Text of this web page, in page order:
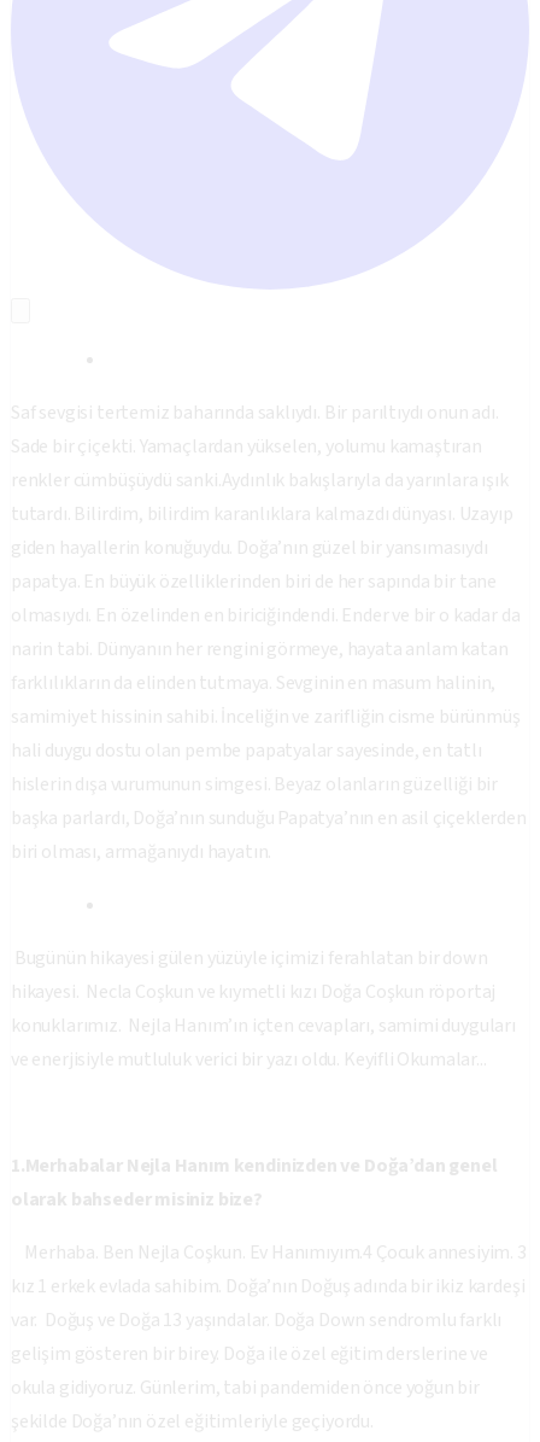
Saf sevgisi tertemiz baharında saklıydı. Bir parıltıydı onun adı.
Sade bir çiçekti. Yamaçlardan yükselen, yolumu kamaştıran
renkler cümbüşüydü sanki.Aydınlık bakışlarıyla da yarınlara ışık
tutardı. Bilirdim, bilirdim karanlıklara kalmazdı dünyası. Uzayıp
giden hayallerin konuğuydu Doğa’nın güzel bir yansımasıydı
papatya. En büyük özelliklerinden biri de her sapında bir tane
olmasıydı. En özelinden en biriciğindendi. Ender ve bir o kadar da
narin tabi. Dünyanın her rengini görmeye, hayata anlam katan
farklılıkların da elinden tutmaya. Sevginin en masum halinin,
samimiyet hissinin sahibi. İnceliğin ve zarifliğin cisme bürünmüş
hali duygu dostu olan pembe papatyalar sayesinde, en tatlı
hislerin dışa vurumunun simgesi. Beyaz olanların güzelliği bir
başka parlardı, Doğa’nın sunduğu Papatya’nın en asil çiçeklerden
biri olması, armağanıydı hayatın.
Bugünün hikayesi gülen yüzüyle içimizi ferahlatan bir down
hikayesi. Necla Coşkun ve kıymetli kızı Doğa Coşkun röportaj
konuklarımız. Nejla Hanım’ın içten cevapları, samimi duyguları
ve enerjisiyle mutluluk verici bir yazı oldu. Keyifli Okumalar...
1.Merhabalar Nejla Hanım kendinizden ve Doğa’dan genel
olarak bahseder misiniz bize?
Merhaba. Ben Nejla Coşkun. Ev Hanımıyım.4 Çocuk annesiyim. 3
kız 1 erkek evlada sahibim. Doğa’nın Doğuş adında bir ikiz kardeşi
var. Doğuş ve Doğa 13 yaşındalar. Doğa Down sendromlu farklı
gelişim gösteren bir birey. Doğa ile özel eğitim derslerine ve
okula gidiyoruz. Günlerim, tabi pandemiden önce yoğun bir
şekilde Doğa’nın özel eğitimleriyle geçiyordu.